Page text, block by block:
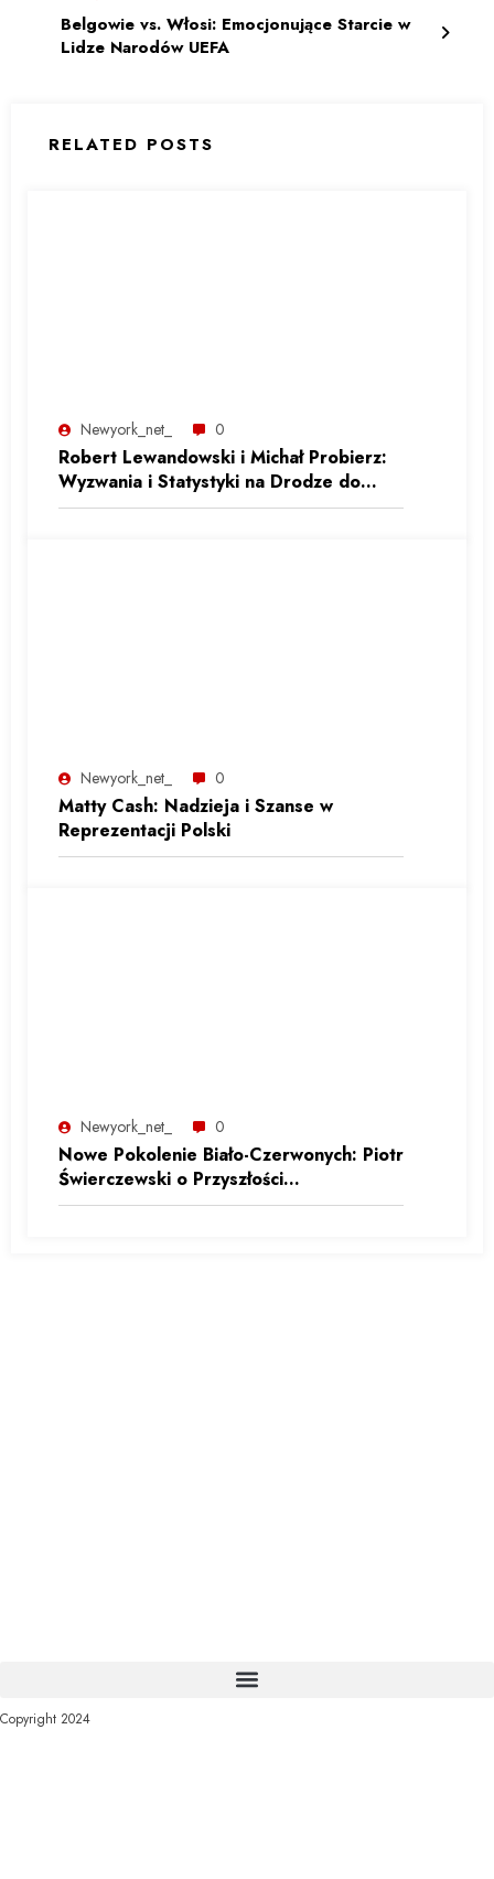
Belgowie vs. Włosi: Emocjonujące Starcie w
Lidze Narodów UEFA
RELATED POSTS
Newyork_net_ 0
Robert Lewandowski i Michał Probierz:
Wyzwania i Statystyki na Drodze do
Reprezentacyjnej Formy
Newyork_net_ 0
Matty Cash: Nadzieja i Szanse w
Reprezentacji Polski
Newyork_net_ 0
Nowe Pokolenie Biało-Czerwonych: Piotr
Świerczewski o Przyszłości
Reprezentacji Polski
Copyright 2024